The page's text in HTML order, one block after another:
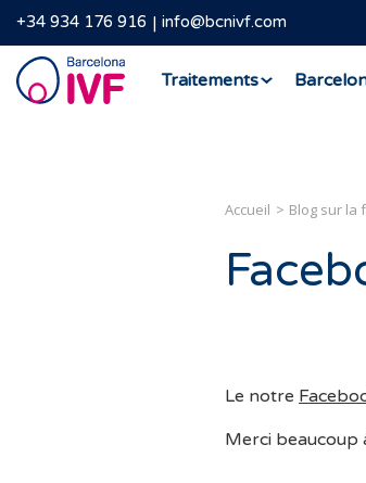
+34 934 176 916 info@bcnivf.com
Barcelona
IVF
Traitements
Accueil Blog sur la
Le notre
Merci beaucoup